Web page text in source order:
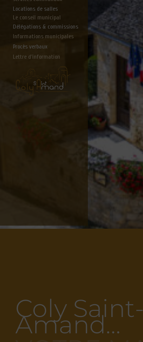
Locations de salles
Le conseil municipal
Délégations & commissions
Informations municipales
Lettre d'information
Procès verbaux
Coly Saint-
Amand…